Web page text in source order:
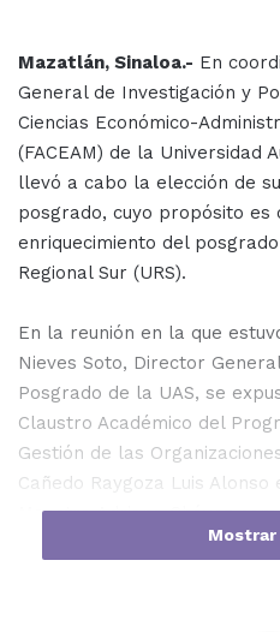
Mazatlán, Sinaloa.- En
General de Investigación y
Ciencias Económico-
(FACEAM) de la Universidad
llevó a cabo la elección de
posgrado, cuyo propósito es
enriquecimiento del
Regional Sur (URS).
En la reunión en la que
Nieves Soto, Director
Posgrado de la UAS, se
Claustro Académico del
Gestión de las
Cañedo Raygoza Luis Alonso
Maestra Adriana Chávez
Mostrar